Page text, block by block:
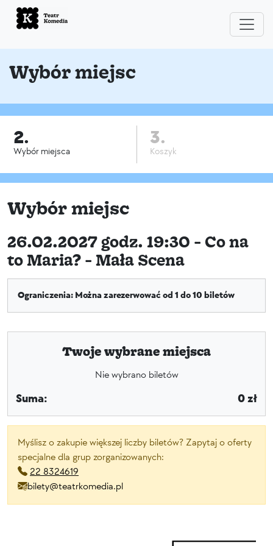
Wybór miejsc
2.
Wybór miejsca
3.
Koszyk
Wybór miejsc
26.02.2027 godz. 19:30 - Co na
to Maria? - Mała Scena
Ograniczenia: Można zarezerwować od 1 do 10 biletów
Twoje wybrane miejsca
Nie wybrano biletów
Suma: 0 zł
Myślisz o zakupie większej liczby biletów? Zapytaj o oferty
specjalne dla grup zorganizowanych:
22 8324619
bilety@teatrkomedia.pl